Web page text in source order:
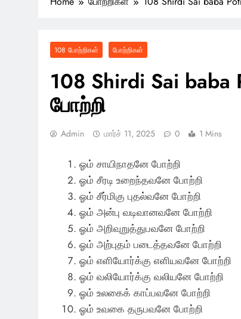
108 போற்றிகள் போற்றிகள்
108 Shirdi Sai baba
போற்றி
Admin மார்ச் 11, 2025 0 1 Mins
ஓம் சாயிநாதனே போற்றி
ஓம் சீரடி உறைந்தவனே போற்றி
ஓம் சீர்மிகு புதல்வனே போற்றி
ஓம் அன்பு வடிவானவனே போற்றி
ஓம் அறிவுறுத்துபவனே போற்றி
ஓம் அற்புதம் படைத்தவனே போற்றி
ஓம் எளியோர்க்கு எளியவனே போற்றி
ஓம் வலியோர்க்கு வலியனே போற்றி
ஓம் உலகைக் காப்பவனே போற்றி
ஓம் உவகை தருபவனே போற்றி